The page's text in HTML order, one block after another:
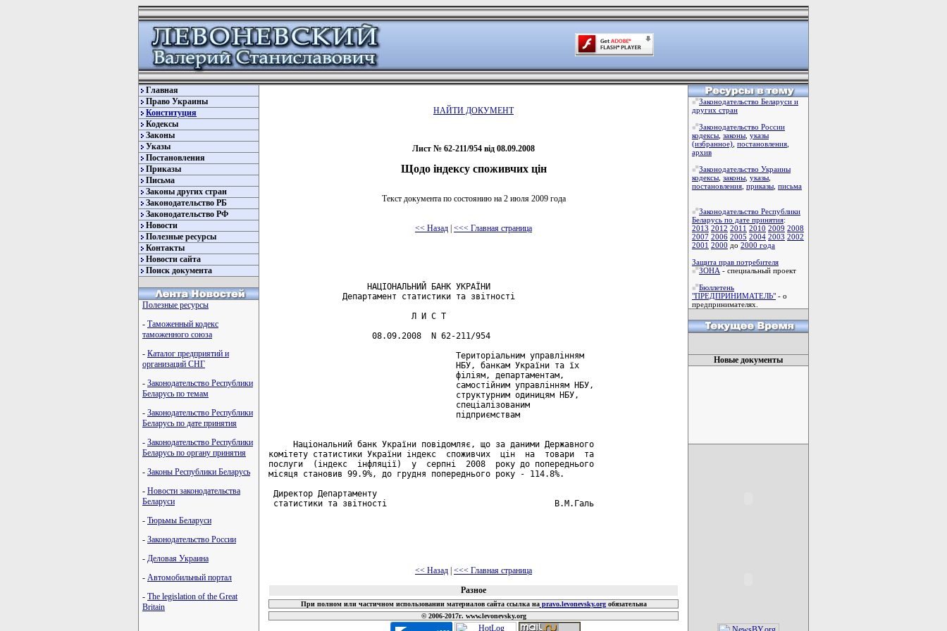
Главная
Право Украины
Конституция
Кодексы
Законы
Указы
Постановления
Приказы
Письма
Законы других стран
Законодательство РБ
Законодательство РФ
Новости
Полезные ресурсы
Контакты
Новости сайта
Поиск документа
Полезные ресурсы
- Таможенный кодекс
таможенного союза
- Каталог предприятий и
организаций СНГ
- Законодательство Республики
Беларусь по темам
- Законодательство Республики
Беларусь по дате принятия
- Законодательство Республики
Беларусь по органу принятия
- Законы Республики Беларусь
- Новости законодательства
Беларуси
- Тюрьмы Беларуси
- Законодательство России
- Деловая Украина
- Автомобильный портал
- The legislation of the Great
Britain
НАЙТИ ДОКУМЕНТ
Лист № 62-211/954 від 08.09.2008
Щодо індексу споживчих цін
Текст документа по состоянию на 2 июля 2009 года
<< Назад | <<< Главная страница
                    НАЦІОНАЛЬНИЙ БАНК УКРАЇНИ
               Департамент статистики та звітності
                             Л И С Т
                     08.09.2008  N 62-211/954
                                      Територіальним управлінням
                                      НБУ, банкам України та їх
                                      філіям, департаментам,
                                      самостійним управлінням НБУ,
                                      структурним одиницям НБУ,
                                      спеціалізованим
                                      підприємствам
     Національний банк України повідомляє, що за даними Державного
комітету статистики України індекс  споживчих  цін  на  товари  та
послуги  (індекс  інфляції)  у  серпні  2008  року до попереднього
місяця становив 99.9%, до грудня попереднього року - 114.8%.
Директор Департаменту
статистики та звітності                                  В.М.Галь
<< Назад | <<< Главная страница
Разное
При полном или частичном использовании материалов сайта ссылка наpravo.levonevsky.orgобязательна
© 2006-2017г. www.levonevsky.org
Законодательство Беларуси и
других стран
Законодательство России
кодексы законы указы
(избранное) постановления
архив
Законодательство Украины
кодексы законы указы
постановления приказы письма
Законодательство Республики
Беларусь по дате принятия:
2013 2012 2011 2010 2009 2008
2007 2006 2005 2004 2003 2002
2001 2000 до 2000 года
Защита прав потребителя
ЗОНА - специальный проект
Бюллетень
"ПРЕДПРИНИМАТЕЛЬ" - о
предпринимателях.
Новые документы